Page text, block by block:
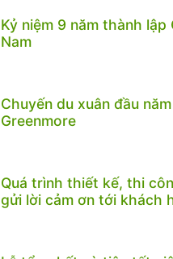
Kỷ niệm 9 năm thành lập
Nam
Chuyến du xuân đầu
Greenmore
Quá trình thiết kế, thi
gửi lời cảm ơn tới khách